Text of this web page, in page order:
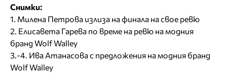
Снимки:
1. Милена Петрова излиза на финала на свое ревю
2. Елисавета Гарева по време на ревю на модния
бранд Wolf Walley
3.-4. Ива Атанасова с предложения на модния бранд
Wolf Walley